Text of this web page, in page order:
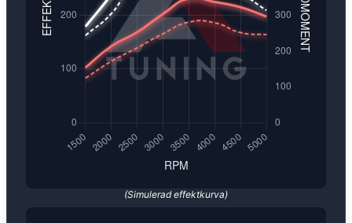
(Simulerad effektkurva)